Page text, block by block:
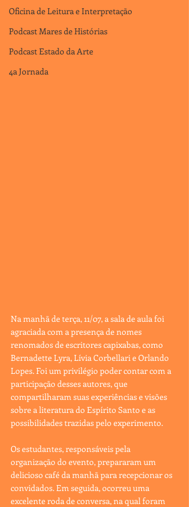
Oficina de Leitura e Interpretação
Podcast Mares de Histórias
Podcast Estado da Arte
4a Jornada
Na manhã de terça, 11/07, a sala de aula foi
agraciada com a presença de nomes
renomados de escritores capixabas, como
Bernadette Lyra, Lívia Corbellari e Orlando
Lopes. Foi um privilégio poder contar com a
participação desses autores, que
compartilharam suas experiências e visões
sobre a literatura do Espírito Santo e as
possibilidades trazidas pelo experimento.
Os estudantes, responsáveis pela
organização do evento, prepararam um
delicioso café da manhã para recepcionar os
convidados. Em seguida, ocorreu uma
excelente roda de conversa, na qual foram